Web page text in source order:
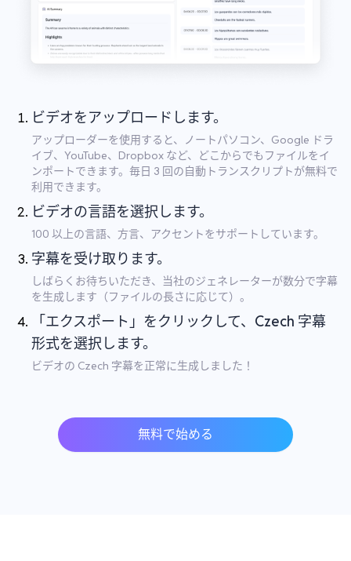
ビデオをアップロードします。
アップローダーを使用すると、ノートパソコン、Google ドラ
イブ、YouTube、Dropbox など、どこからでもファイルをイ
ンポートできます。毎日 3 回の自動トランスクリプトが無料で
利用できます。
ビデオの言語を選択します。
100 以上の言語、方言、アクセントをサポートしています。
字幕を受け取ります。
しばらくお待ちいただき、当社のジェネレーターが数分で字幕
を生成します（ファイルの長さに応じて）。
「エクスポート」をクリックして、Czech 字幕
形式を選択します。
ビデオの Czech 字幕を正常に生成しました！
無料で始める